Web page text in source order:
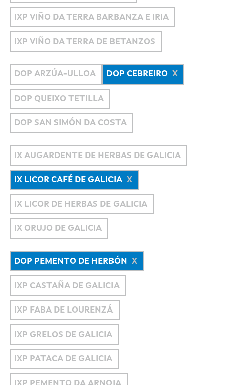
IXP VIÑO DA TERRA BARBANZA E IRIA
IXP VIÑO DA TERRA DE BETANZOS
DOP ARZÚA-ULLOA DOP CEBREIRO
DOP QUEIXO TETILLA
DOP SAN SIMÓN DA COSTA
IX AUGARDENTE DE HERBAS DE GALICIA
IX LICOR CAFÉ DE GALICIA
IX LICOR DE HERBAS DE GALICIA
IX ORUJO DE GALICIA
DOP PEMENTO DE HERBÓN
IXP CASTAÑA DE GALICIA
IXP FABA DE LOURENZÁ
IXP GRELOS DE GALICIA
IXP PATACA DE GALICIA